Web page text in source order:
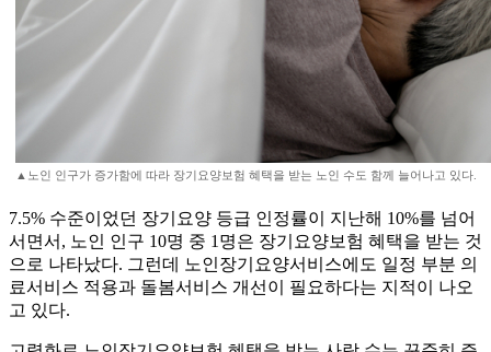
▲노인 인구가 증가함에 따라 장기요양보험 혜택을 받는 노인 수도 함께 늘어나고 있다.
7.5% 수준이었던 장기요양 등급 인정률이 지난해 10%를 넘어
서면서, 노인 인구 10명 중 1명은 장기요양보험 혜택을 받는 것
으로 나타났다. 그런데 노인장기요양서비스에도 일정 부분 의
료서비스 적용과 돌봄서비스 개선이 필요하다는 지적이 나오
고 있다.